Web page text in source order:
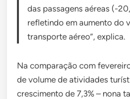
das passagens aéreas (-
refletindo em aumento do
transporte aéreo”, explica.
Na comparação com
de volume de atividades
crescimento de 7,3% – nona